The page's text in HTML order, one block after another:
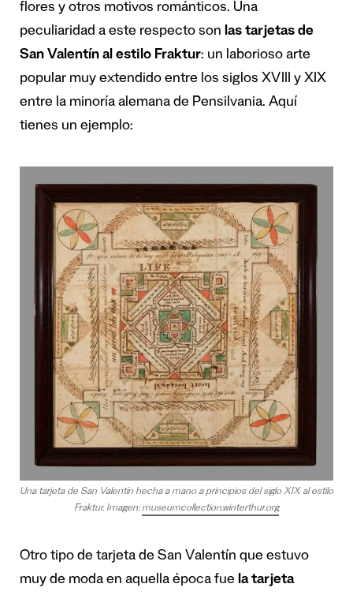
flores y otros motivos románticos. Una
peculiaridad a este respecto son las tarjetas de
San Valentín al estilo Fraktur: un laborioso arte
popular muy extendido entre los siglos XVIII y XIX
entre la minoría alemana de Pensilvania. Aquí
tienes un ejemplo:
Una tarjeta de San Valentín hecha a mano a principios del siglo XIX al estilo
Fraktur. Imagen: museumcollection.winterthur.org
Otro tipo de tarjeta de San Valentín que estuvo
muy de moda en aquella época fue la tarjeta